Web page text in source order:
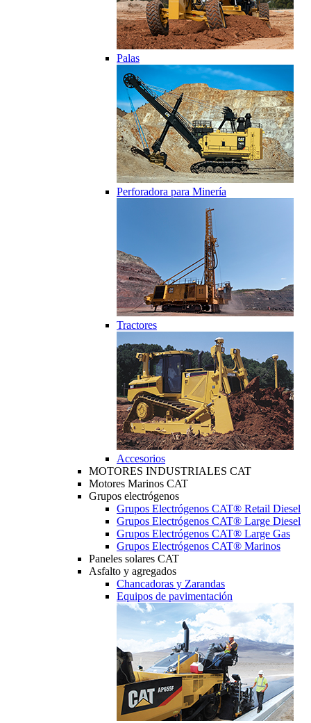
Palas
Perforadora para Minería
Tractores
Accesorios
MOTORES INDUSTRIALES CAT
Motores Marinos CAT
Grupos electrógenos
Grupos Electrógenos CAT® Retail Diesel
Grupos Electrógenos CAT® Large Diesel
Grupos Electrógenos CAT® Large Gas
Grupos Electrógenos CAT® Marinos
Paneles solares CAT
Asfalto y agregados
Chancadoras y Zarandas
Equipos de pavimentación